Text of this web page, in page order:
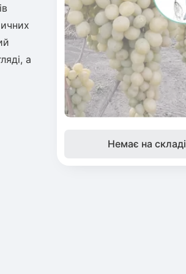
а
Немає на складі